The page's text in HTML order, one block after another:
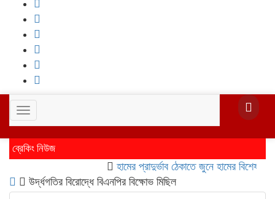
Toggle
navigation
ব্রেকিং নিউজ
হামের প্রাদুর্ভাব ঠেকাতে জুনে হামের বিশেষ
উর্দ্ধগতির বিরোদ্ধে বিএনপির বিক্ষোভ মিছিল